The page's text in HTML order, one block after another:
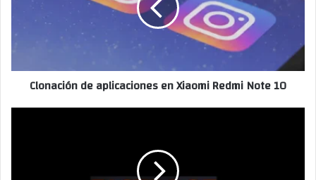
Clonación de aplicaciones en Xiaomi Redmi Note 10